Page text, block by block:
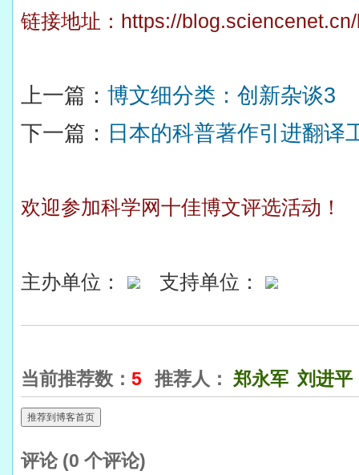
链接地址： https://
上一篇： 博文细分类：创新杂谈3
下一篇： 日本的科普著作引进翻译
欢迎参加科学网十佳博文评选活动！
主办单位： 支持单位：
当前推荐数： 5 推荐人： 郑永军 刘进平
推荐到博客首页
评论 (0 个评论)